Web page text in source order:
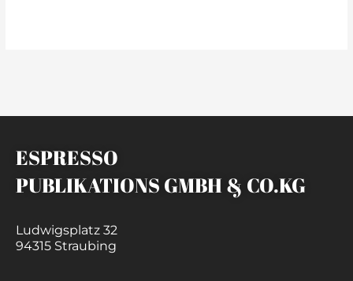
ESPRESSO
PUBLIKATIONS GMBH & CO.KG
Ludwigsplatz 32
94315 Straubing